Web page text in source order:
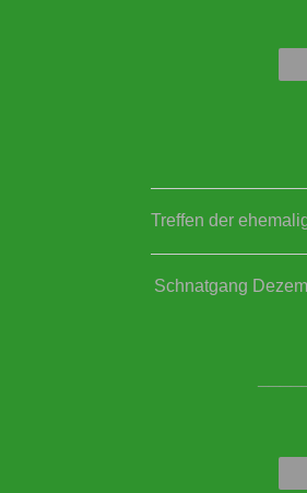
Treffen der
Schnatgang